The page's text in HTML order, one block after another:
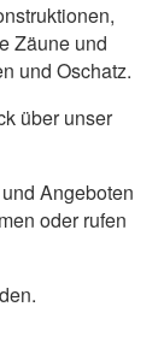
Zäune und
und Oschatz.
über unser
Angeboten
oder rufen